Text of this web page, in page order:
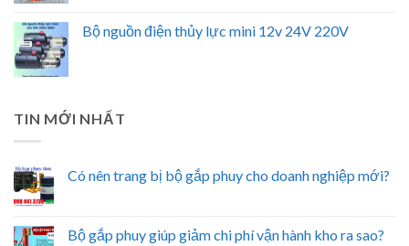
Bộ nguồn điện thủy lực mini 12v 24V 220V
TIN MỚI NHẤT
Có nên trang bị bộ gắp phuy cho doanh nghiệp mới?
Bộ gắp phuy giúp giảm chi phí vận hành kho ra sao?